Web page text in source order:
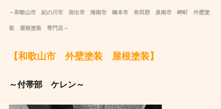
～和歌山市 紀の川市 岩出市 海南市 橋本市 有田郡 泉南市 岬町 外壁塗
装 屋根塗装 専門店～
【和歌山市 外壁塗装 屋根塗装】
～付帯部 ケレン～